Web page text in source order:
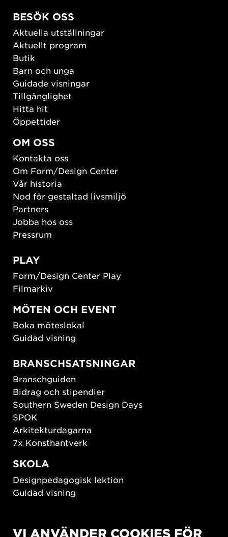
BESÖK OSS
Aktuella utställningar
Aktuellt program
Butik
Barn och unga
Guidade visningar
Tillgänglighet
Hitta hit
Öppettider
OM OSS
Kontakta oss
Om Form/Design Center
Vår historia
Nod för gestaltad livsmiljö
Partners
Jobba hos oss
Pressrum
PLAY
Form/Design Center Play
Filmarkiv
MÖTEN OCH EVENT
Boka möteslokal
Guidad visning
BRANSCHSATSNINGAR
Branschguiden
Bidrag och stipendier
Southern Sweden Design Days
SPOK
Arkitekturdagarna
7x Konsthantverk
SKOLA
Designpedagogisk lektion
Guidad visning
New European Bauhaus
VI ANVÄNDER COOKIES FÖR